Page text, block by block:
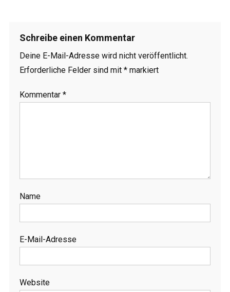
Schreibe einen Kommentar
Deine E-Mail-Adresse wird nicht veröffentlicht.
Erforderliche Felder sind mit *markiert
Kommentar *
Name
E-Mail-Adresse
Website